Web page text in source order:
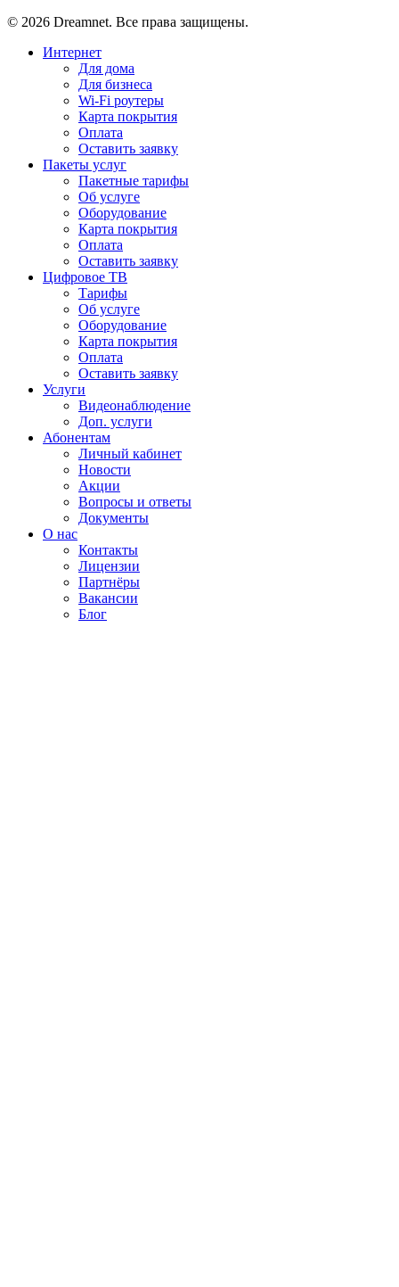
© 2026 Dreamnet. Все права защищены.
Интернет
Для дома
Для бизнеса
Wi-Fi роутеры
Карта покрытия
Оплата
Оставить заявку
Пакеты услуг
Пакетные тарифы
Об услуге
Оборудование
Карта покрытия
Оплата
Оставить заявку
Цифровое ТВ
Тарифы
Об услуге
Оборудование
Карта покрытия
Оплата
Оставить заявку
Услуги
Видеонаблюдение
Доп. услуги
Абонентам
Личный кабинет
Новости
Акции
Вопросы и ответы
Документы
О нас
Контакты
Лицензии
Партнёры
Вакансии
Блог